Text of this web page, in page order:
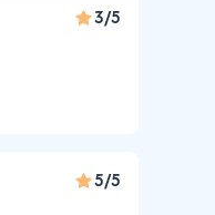
3/5
5/5